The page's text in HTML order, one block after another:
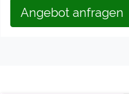
Angebot anfragen